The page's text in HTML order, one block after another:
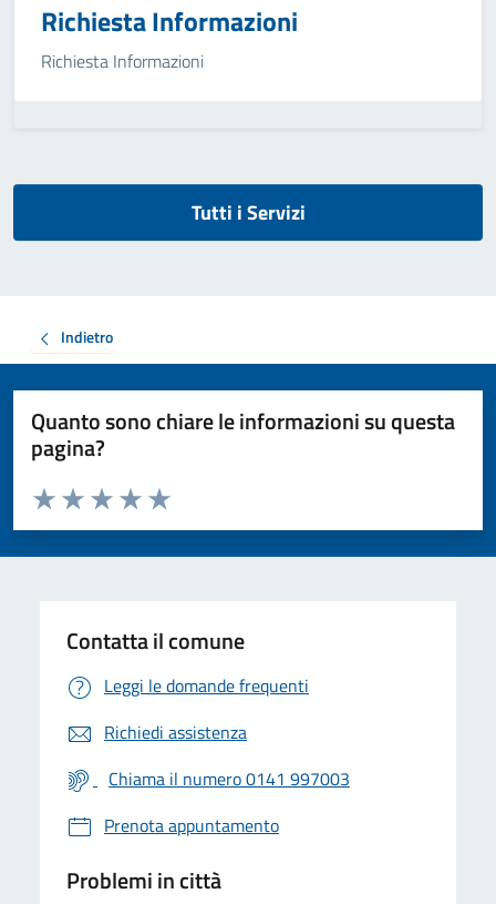
Richiesta Informazioni
Richiesta Informazioni
Tutti i Servizi
Indietro
Quanto sono chiare le informazioni su questa
pagina?
Valuta da 1 a 5 stelle la pagina
Valuta 5 stelle su 5
Valuta 4 stelle su 5
Valuta 3 stelle su 5
Valuta 2 stelle su 5
Valuta 1 stelle su 5
Contatta il comune
Leggi le domande frequenti
Richiedi assistenza
Chiama il numero 0141 997003
Prenota appuntamento
Problemi in città